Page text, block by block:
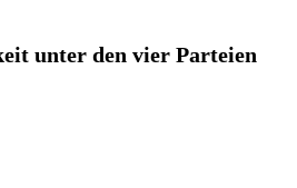
unter den vier Parteien